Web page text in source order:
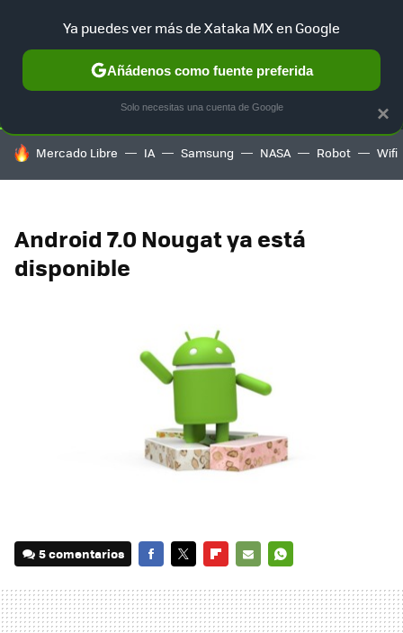
SELECCIÓN GAMING HOME AUTO TERRITORIO
HOY SE HABLA DE
Mercado Libre IA Samsung NASA Robot Wifi
Android 7.0 Nougat ya está
disponible
5 comentarios
MAIL
×
Ya puedes ver más de Xataka MX en Google
Añádenos como fuente preferida
Solo necesitas una cuenta de Google